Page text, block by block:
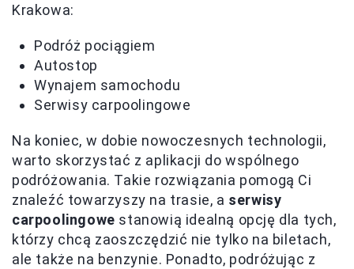
Krakowa:
Podróż pociągiem
Autostop
Wynajem samochodu
Serwisy carpoolingowe
Na koniec, w dobie nowoczesnych technologii,
warto skorzystać z aplikacji do wspólnego
podróżowania. Takie rozwiązania pomogą Ci
znaleźć towarzyszy na trasie, a serwisy
carpoolingowe stanowią idealną opcję dla tych,
którzy chcą zaoszczędzić nie tylko na biletach,
ale także na benzynie. Ponadto, podróżując z